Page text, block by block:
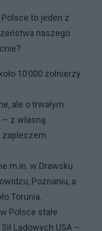
to jeden z
naszego
10 000 żołnierzy
ale o trwałym
z własną
zapleczem
m.in. w Drawsku
Poznaniu, a
Torunia.
Polsce stałe
Lądowych USA –